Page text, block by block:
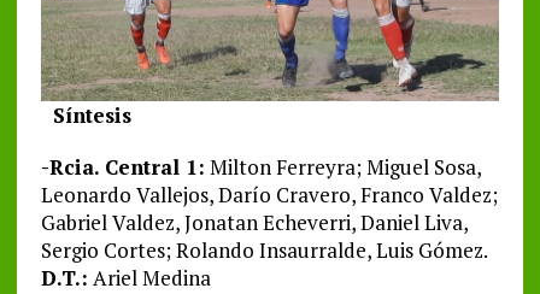
Síntesis
-Rcia. Central 1: Milton Ferreyra; Miguel Sosa,
Leonardo Vallejos, Darío Cravero, Franco Valdez;
Gabriel Valdez, Jonatan Echeverri, Daniel Liva,
Sergio Cortes; Rolando Insaurralde, Luis Gómez.
D.T.: Ariel Medina